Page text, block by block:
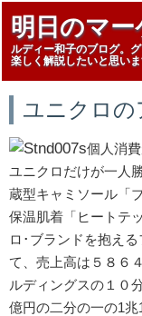
明日のマ
ルディー和子のブログ。
楽しく解説したいと思い
ユニクロの
個人消
ユニクロだけが一人
蔵型キャミソール「
保温肌着「ヒートテ
ロ･ブランドを抱え
て、売上高は５８６
ルディングスの１０
億円の二分の一の1兆